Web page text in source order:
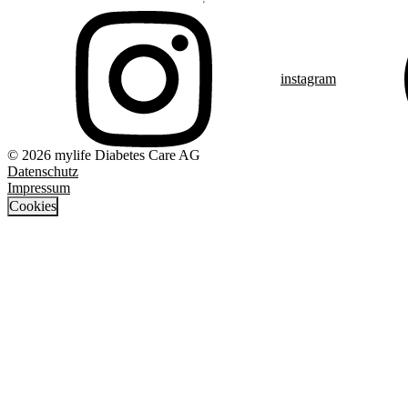
instagram
© 2026 mylife Diabetes Care AG
Datenschutz
Impressum
Cookies